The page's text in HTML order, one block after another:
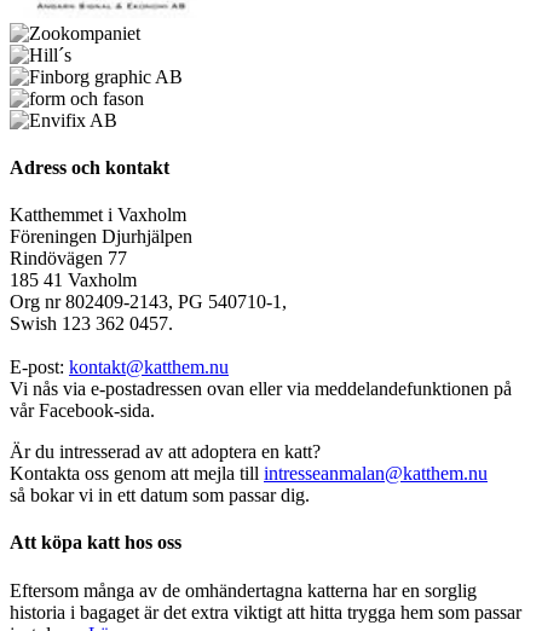
Adress och kontakt
Katthemmet i Vaxholm
Föreningen Djurhjälpen
Rindövägen 77
185 41 Vaxholm
Org nr 802409-2143, PG 540710-1,
Swish 123 362 0457.
E-post: kontakt@katthem.nu
Vi nås via e-postadressen ovan eller via meddelandefunktionen på
vår Facebook-sida.
Är du intresserad av att adoptera en katt?
Kontakta oss genom att mejla till intresseanmalan@katthem.nu
så bokar vi in ett datum som passar dig.
Att köpa katt hos oss
Eftersom många av de omhändertagna katterna har en sorglig
historia i bagaget är det extra viktigt att hitta trygga hem som passar